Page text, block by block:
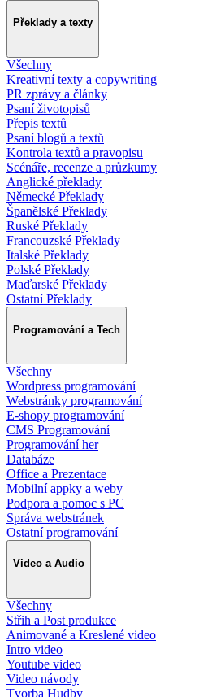
Překlady a texty
Všechny
Kreativní texty a copywriting
PR zprávy a články
Psaní životopisů
Přepis textů
Psaní blogů a textů
Kontrola textů a pravopisu
Scénáře, recenze a průzkumy
Anglické překlady
Německé Překlady
Španělské Překlady
Ruské Překlady
Francouzské Překlady
Italské Překlady
Polské Překlady
Maďarské Překlady
Ostatní Překlady
Programování a Tech
Všechny
Wordpress programování
Webstránky programování
E-shopy programování
CMS Programování
Programování her
Databáze
Office a Prezentace
Mobilní appky a weby
Podpora a pomoc s PC
Správa webstránek
Ostatní programování
Video a Audio
Všechny
Střih a Post produkce
Animované a Kreslené video
Intro video
Youtube video
Video návody
Tvorba Hudby